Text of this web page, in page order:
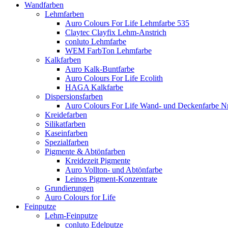
Wandfarben
Lehmfarben
Auro Colours For Life Lehmfarbe 535
Claytec Clayfix Lehm-Anstrich
conluto Lehmfarbe
WEM FarbTon Lehmfarbe
Kalkfarben
Auro Kalk-Buntfarbe
Auro Colours For Life Ecolith
HAGA Kalkfarbe
Dispersionsfarben
Auro Colours For Life Wand- und Deckenfarbe
Kreidefarben
Silikatfarben
Kaseinfarben
Spezialfarben
Pigmente & Abtönfarben
Kreidezeit Pigmente
Auro Vollton- und Abtönfarbe
Leinos Pigment-Konzentrate
Grundierungen
Auro Colours for Life
Feinputze
Lehm-Feinputze
conluto Edelputze